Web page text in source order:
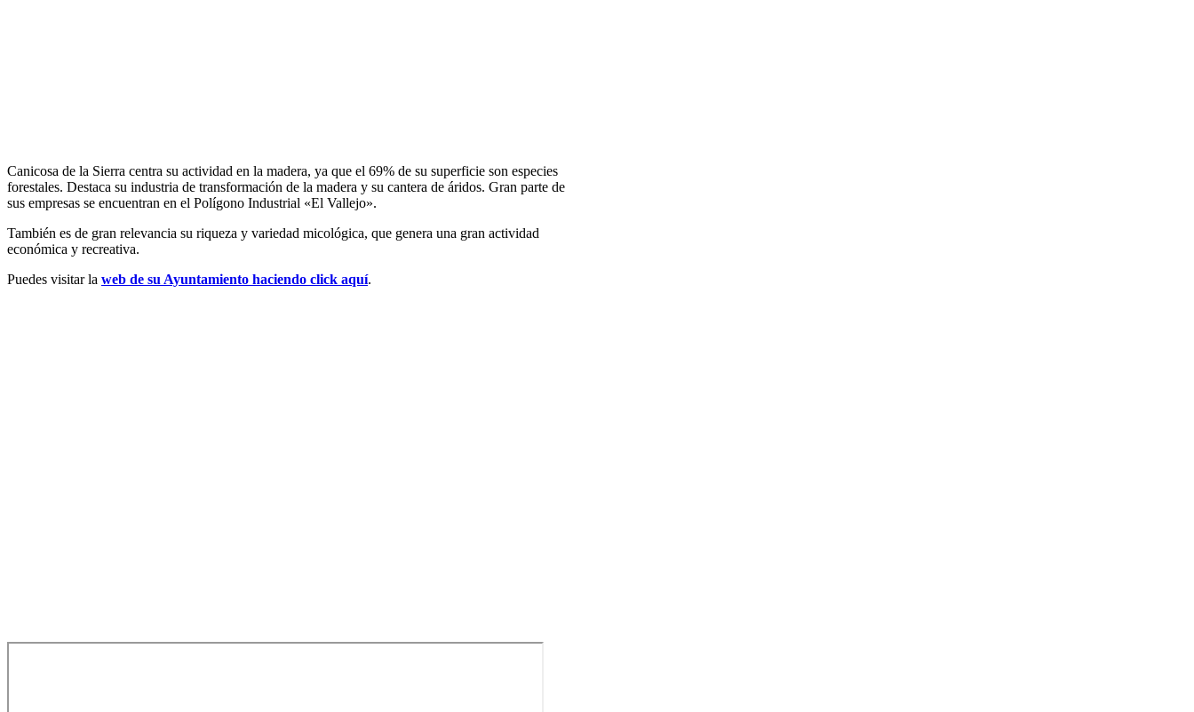
Canicosa de la Sierra centra su actividad en la madera, ya que el 69% de su superficie son especies
forestales. Destaca su industria de transformación de la madera y su cantera de áridos. Gran parte de
sus empresas se encuentran en el Polígono Industrial «El Vallejo».
También es de gran relevancia su riqueza y variedad micológica, que genera una gran actividad
económica y recreativa.
Puedes visitar la web de su Ayuntamiento haciendo click aquí.